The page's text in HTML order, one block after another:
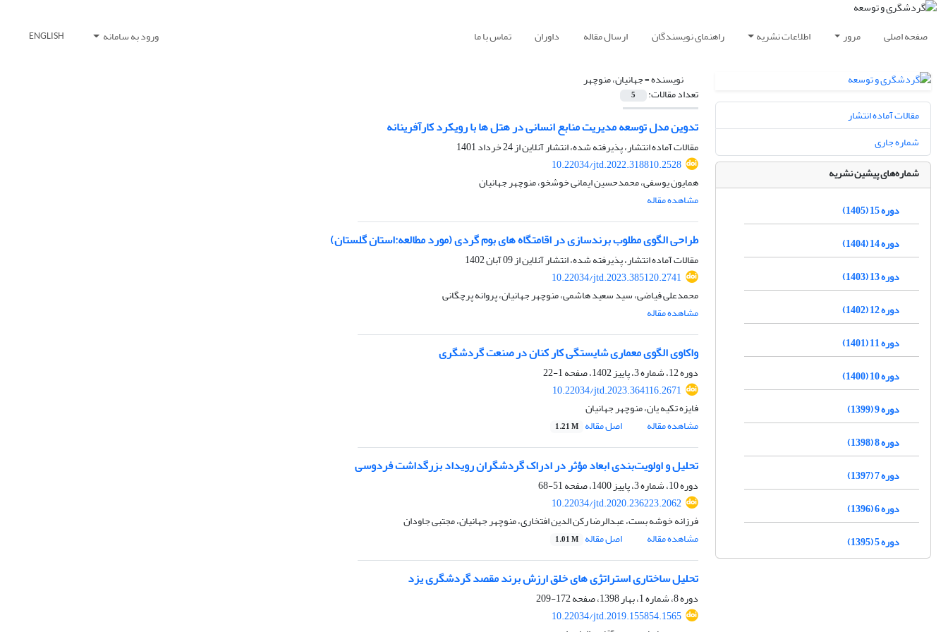
صفحه اصلی مرور اطلاعات نشریه راهنمای نویسندگان ارسال مقاله داوران تماس با ما ورود به سامانه ENGLISH
نویسنده =جهانیان، منوچهر
تعداد مقالات: 5
تدوین مدل توسعه مدیریت منابع انسانی در هتل ها با رویکرد کارآفرینانه
مقالات آماده انتشار، پذیرفته شده، انتشار آنلاین از24 خرداد 1401
10.22034/jtd.2022.318810.2528
همایون یوسفی، محمدحسین ایمانی خوشخو، منوچهر جهانیان
مشاهده مقاله
طراحی الگوی مطلوب برندسازی در اقامتگاه های بوم گردی (مورد مطالعه:استان گلستان)
مقالات آماده انتشار، پذیرفته شده، انتشار آنلاین از09 آبان 1402
10.22034/jtd.2023.385120.2741
محمدعلی فیاضی، سید سعید هاشمی، منوچهر جهانیان، پروانه پرچگانی
مشاهده مقاله
واکاوی الگوی معماری شایستگی کار کنان در صنعت گردشگری
دوره 12، شماره 3، پاییز 1402، صفحه
1-22
10.22034/jtd.2023.364116.2671
فایزه تکیه یان، منوچهر جهانیان
مشاهده مقاله
اصل مقاله 1.21 M
تحلیل و اولویت‌بندی ابعاد مؤثر در ادراک گردشگران رویداد بزرگداشت فردوسی
دوره 10، شماره 3، پاییز 1400، صفحه
51-68
10.22034/jtd.2020.236223.2062
فرزانه خوشه بست، عبدالرضا رکن الدین افتخاری، منوچهر جهانیان، مجتبی جاودان
مشاهده مقاله
اصل مقاله 1.01 M
تحلیل ساختاری استراتژی های خلق ارزش برند مقصد گردشگری یزد
دوره 8، شماره 1، بهار 1398، صفحه
172-209
10.22034/jtd.2019.155854.1565
مقالات آماده انتشار
شماره جاری
شماره‌های پیشین نشریه
دوره 15 (1405)
دوره 14 (1404)
دوره 13 (1403)
دوره 12 (1402)
دوره 11 (1401)
دوره 10 (1400)
دوره 9 (1399)
دوره 8 (1398)
دوره 7 (1397)
دوره 6 (1396)
دوره 5 (1395)